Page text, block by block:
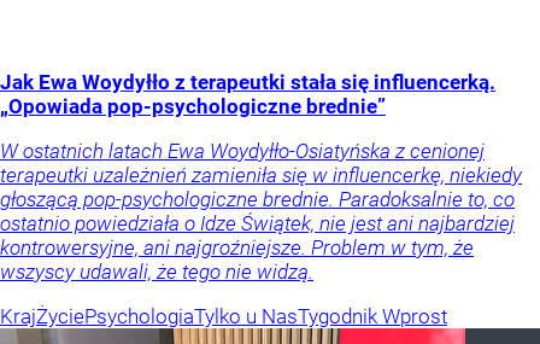
Jak Ewa Woydyłło z terapeutki stała się influencerką.
„Opowiada pop-psychologiczne brednie”
W ostatnich latach Ewa Woydyłło-Osiatyńska z cenionej
terapeutki uzależnień zamieniła się w influencerkę, niekiedy
głoszącą pop-psychologiczne brednie. Paradoksalnie to, co
ostatnio powiedziała o Idze Świątek, nie jest ani najbardziej
kontrowersyjne, ani najgroźniejsze. Problem w tym, że
wszyscy udawali, że tego nie widzą.
KrajŻyciePsychologiaTylko u NasTygodnik Wprost